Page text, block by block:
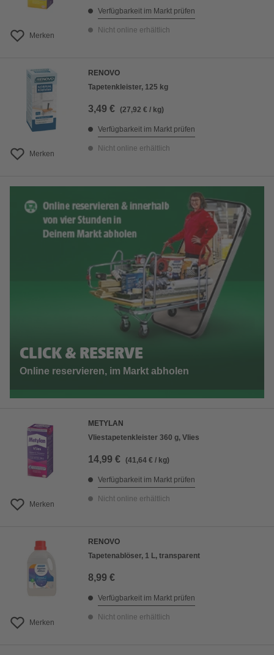
Merken
Verfügbarkeit im Markt prüfen
Nicht online erhältlich
Merken
RENOVO
Tapetenkleister, 125 kg
3,49 € (27,92 € / kg)
Verfügbarkeit im Markt prüfen
Nicht online erhältlich
CLICK & RESERVE
Online reservieren, im Markt abholen
Merken
METYLAN
Vliestapetenkleister 360 g, Vlies
14,99 € (41,64 € / kg)
Verfügbarkeit im Markt prüfen
Nicht online erhältlich
Merken
RENOVO
Tapetenablöser, 1 L, transparent
8,99 €
Verfügbarkeit im Markt prüfen
Nicht online erhältlich